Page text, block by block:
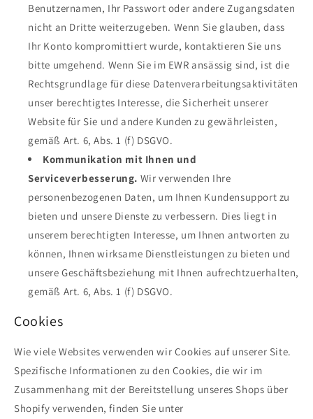
Benutzernamen, Ihr Passwort oder andere Zugangsdaten
nicht an Dritte weiterzugeben. Wenn Sie glauben, dass
Ihr Konto kompromittiert wurde, kontaktieren Sie uns
bitte umgehend. Wenn Sie im EWR ansässig sind, ist die
Rechtsgrundlage für diese Datenverarbeitungsaktivitäten
unser berechtigtes Interesse, die Sicherheit unserer
Website für Sie und andere Kunden zu gewährleisten,
gemäß Art. 6, Abs. 1 (f) DSGVO.
Kommunikation mit Ihnen und
Serviceverbesserung. Wir verwenden Ihre
personenbezogenen Daten, um Ihnen Kundensupport zu
bieten und unsere Dienste zu verbessern. Dies liegt in
unserem berechtigten Interesse, um Ihnen antworten zu
können, Ihnen wirksame Dienstleistungen zu bieten und
unsere Geschäftsbeziehung mit Ihnen aufrechtzuerhalten,
gemäß Art. 6, Abs. 1 (f) DSGVO.
Cookies
Wie viele Websites verwenden wir Cookies auf unserer Site.
Spezifische Informationen zu den Cookies, die wir im
Zusammenhang mit der Bereitstellung unseres Shops über
Shopify verwenden, finden Sie unter